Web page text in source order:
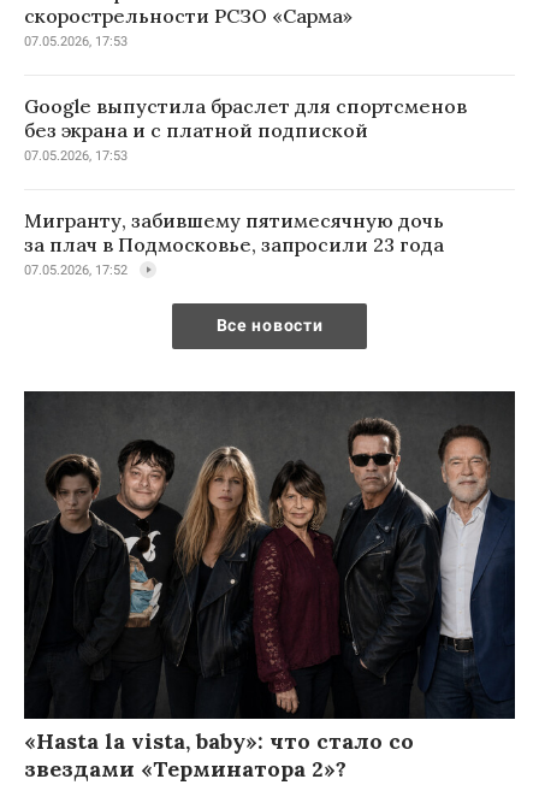
скорострельности РСЗО «Сарма»
07.05.2026, 17:53
Google выпустила браслет для спортсменов
без экрана и с платной подпиской
07.05.2026, 17:53
Мигранту, забившему пятимесячную дочь
за плач в Подмосковье, запросили 23 года
07.05.2026, 17:52
Все новости
«Hasta la vista, baby»: что стало со
звездами «Терминатора 2»?